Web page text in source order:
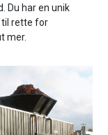
Du har en unik
til rette for
mer.